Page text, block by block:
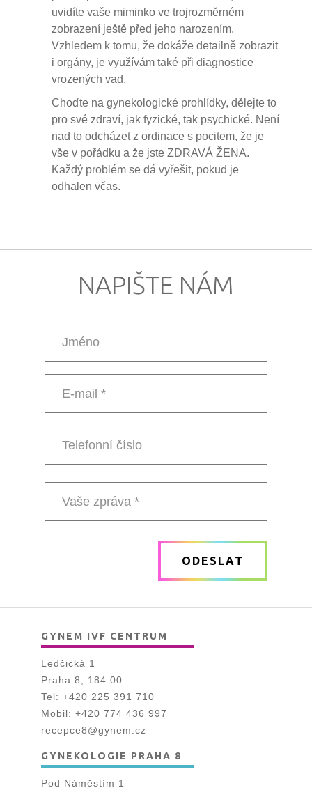
uvidíte vaše miminko ve trojrozměrném
zobrazení ještě před jeho narozením.
Vzhledem k tomu, že dokáže detailně zobrazit
i orgány, je využívám také při diagnostice
vrozených vad.
Choďte na gynekologické prohlídky, dělejte to
pro své zdraví, jak fyzické, tak psychické. Není
nad to odcházet z ordinace s pocitem, že je
vše v pořádku a že jste ZDRAVÁ ŽENA.
Každý problém se dá vyřešit, pokud je
odhalen včas.
NAPIŠTE NÁM
ODESLAT
GYNEM IVF CENTRUM
Ledčická 1
Praha 8, 184 00
Tel: +420 225 391 710
Mobil: +420 774 436 997
recepce8@gynem.cz
GYNEKOLOGIE PRAHA 8
Pod Náměstím 1